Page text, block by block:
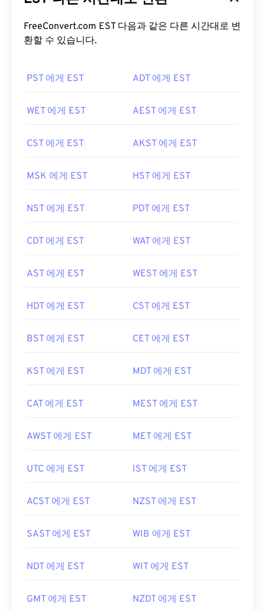
FreeConvert.com EST 다음과 같은 다른 시간대로 변
환할 수 있습니다.
PST 에게 EST ADT 에게 EST
WET 에게 EST AEST 에게 EST
CST 에게 EST AKST 에게 EST
MSK 에게 EST HST 에게 EST
NST 에게 EST PDT 에게 EST
CDT 에게 EST WAT 에게 EST
AST 에게 EST WEST 에게 EST
HDT 에게 EST CST 에게 EST
BST 에게 EST CET 에게 EST
KST 에게 EST MDT 에게 EST
CAT 에게 EST MEST 에게 EST
AWST 에게 EST MET 에게 EST
UTC 에게 EST IST 에게 EST
ACST 에게 EST NZST 에게 EST
SAST 에게 EST WIB 에게 EST
NDT 에게 EST WIT 에게 EST
GMT 에게 EST NZDT 에게 EST